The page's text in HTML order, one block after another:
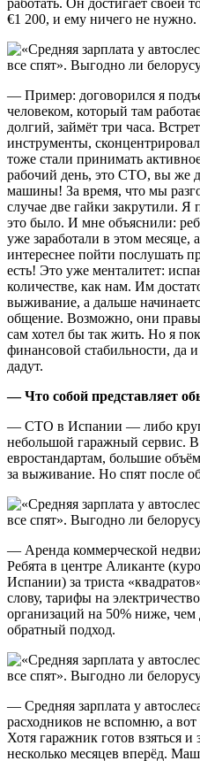
работать. Он достигает своей
€1 200, и ему ничего не нужно.
— Пример: договорился я
человеком, который там
долгий, займёт три часа.
инструменты,
тоже стали принимать
рабочий день, это СТО, вы же
машины! За время, что мы
случае две гайки закрутили. Я
это было. И мне объяснили:
уже заработали в этом
интереснее пойти послушать
есть! Это уже менталитет:
количестве, как нам. Им
выживание, а дальше
общение. Возможно, они
сам хотел бы так жить. Но я
финансовой стабильности, да и
дадут.
— Что собой представляет
— СТО в Испании — либо
небольшой гаражный сервис. В
евростандартам, большие
за выживание. Но спят после
— Аренда коммерческой
Ребята в центре Аликанте
Испании) за триста
слову, тарифы на
организаций на 50% ниже,
обратный подход.
— Средняя зарплата у
расходников не вспомню, а
Хотя гаражник готов взяться
несколько месяцев вперёд.